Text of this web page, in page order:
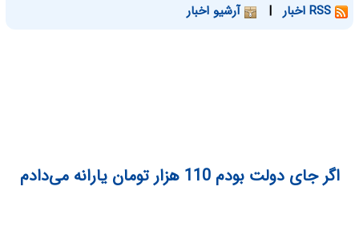
| آرشیو اخبار
اگر جای دولت بودم 110 هزار تومان یارانه می‌دادم